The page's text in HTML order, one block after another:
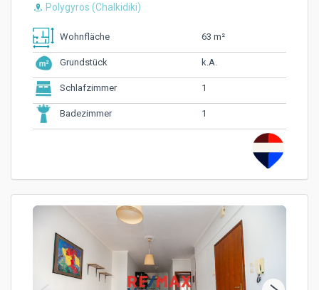
Polygyros (Chalkidiki)
Wohnfläche 63 m²
Grundstück k.A.
Schlafzimmer 1
Badezimmer 1